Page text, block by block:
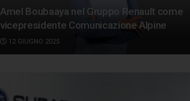
Amel Boubaaya nel Gruppo Renault come
vicepresidente Comunicazione Alpine
12 GIUGNO 2025